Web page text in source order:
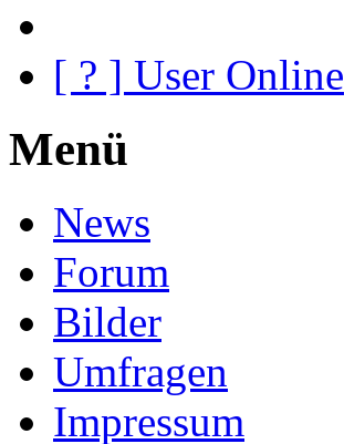
[ ? ] User Online
Menü
News
Forum
Bilder
Umfragen
Impressum